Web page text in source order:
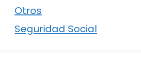
Otros
Seguridad Social